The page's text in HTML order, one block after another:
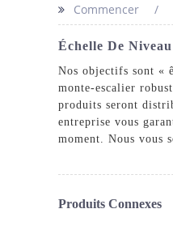
Commencer
Échelle De
Nos objectifs sont «
monte-escalier
produits seront
entreprise vous
moment. Nous vous
Produits Connexes